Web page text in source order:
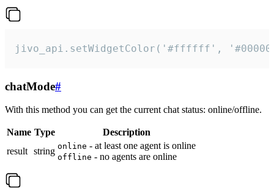
jivo_api.setWidgetColor('#ffffff',
chatMode#
With this method you can get the current chat status: online/offline.
Name Type
Description
result string online - at least one agent is online
offline - no agents are online